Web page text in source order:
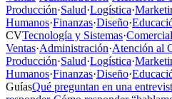
Producción·Salud·Logística·
Humanos·Finanzas·Diseño·
CVTecnología y Sistemas·
Ventas·Administración·Atención al
Producción·Salud·Logística·
Humanos·Finanzas·Diseño·
GuíasQué preguntan en una